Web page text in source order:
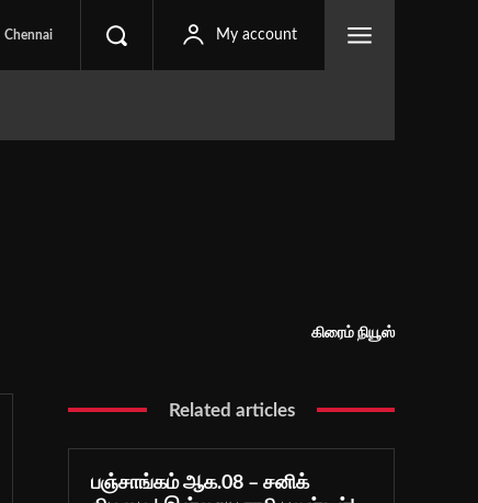
Chennai My account
கிரைம் நியூஸ்
Related articles
பஞ்சாங்கம் ஆக.08 – சனிக்